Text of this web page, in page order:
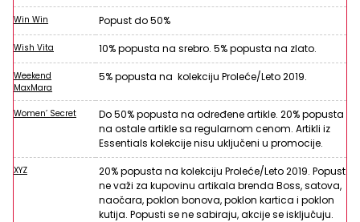
Win Win Popust do 50%
Wish Vita 10% popusta na srebro. 5% popusta na zlato.
Weekend
MaxMara
5% popusta na kolekciju Proleće/Leto 2019.
Women’ Secret
Do 50% popusta na određene artikle. 20% popusta
na ostale artikle sa regularnom cenom. Artikli iz
Essentials kolekcije nisu uključeni u promocije.
XYZ
20% popusta na kolekciju Proleće/Leto 2019. Popust
ne važi za kupovinu artikala brenda Boss, satova,
naočara, poklon bonova, poklon kartica i poklon
kutija. Popusti se ne sabiraju, akcije se isključuju.